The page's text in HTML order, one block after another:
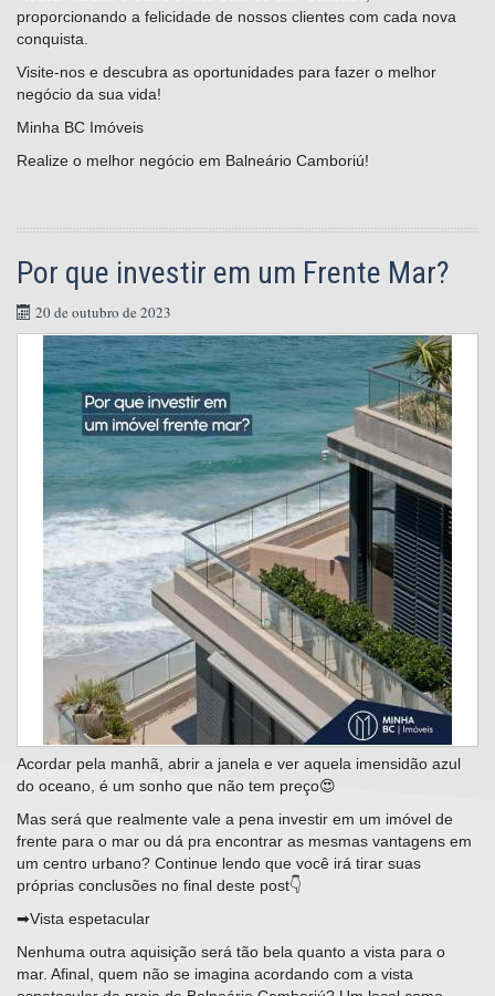
proporcionando a felicidade de nossos clientes com cada nova
conquista.
Visite-nos e descubra as oportunidades para fazer o melhor
negócio da sua vida!
Minha BC Imóveis
Realize o melhor negócio em Balneário Camboriú!
Por que investir em um Frente Mar?
20 de outubro de 2023
Acordar pela manhã, abrir a janela e ver aquela imensidão azul
do oceano, é um sonho que não tem preço😍
Mas será que realmente vale a pena investir em um imóvel de
frente para o mar ou dá pra encontrar as mesmas vantagens em
um centro urbano? Continue lendo que você irá tirar suas
próprias conclusões no final deste post👇
➡Vista espetacular
Nenhuma outra aquisição será tão bela quanto a vista para o
mar. Afinal, quem não se imagina acordando com a vista